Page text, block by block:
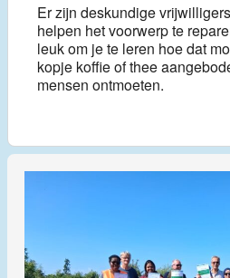
Er zijn deskundige
helpen het voorwerp te
leuk om je te leren hoe dat
kopje koffie of thee
mensen ontmoeten.